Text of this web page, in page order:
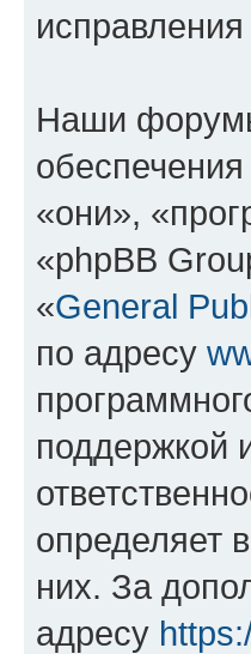
Наши
«они»,
«phpBB
«General
по адресу
поддержкой
определяет
них. За
адресу